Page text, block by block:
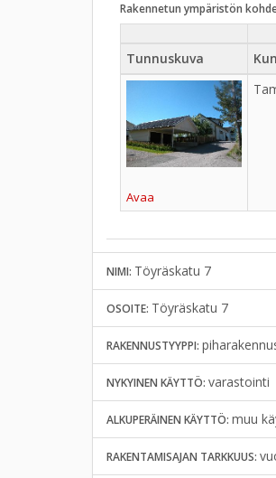
Rakennetun ympäristön
Tunnuskuva
Avaa
NIMI: Töyräskatu 7
OSOITE: Töyräskatu 7
RAKENNUSTYYPPI:
NYKYINEN KÄYTTÖ: varastointi
ALKUPERÄINEN KÄYTTÖ: muu
RAKENTAMISAJAN TARKKUUS: